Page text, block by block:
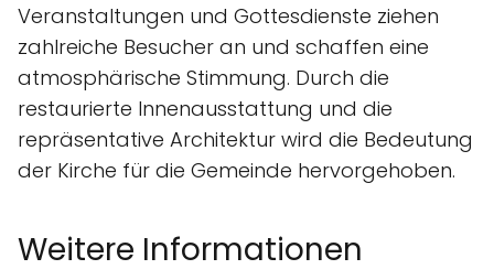
Veranstaltungen und Gottesdienste ziehen
zahlreiche Besucher an und schaffen eine
atmosphärische Stimmung. Durch die
restaurierte Innenausstattung und die
repräsentative Architektur wird die Bedeutung
der Kirche für die Gemeinde hervorgehoben.
Weitere Informationen